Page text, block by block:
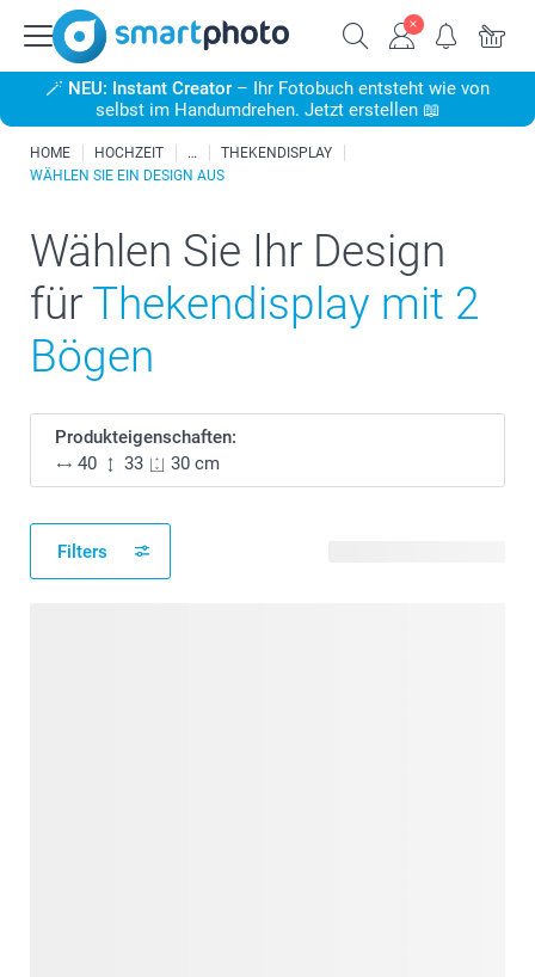
🪄 NEU: Instant Creator – Ihr Fotobuch entsteht wie von
selbst im Handumdrehen. Jetzt erstellen 📖
HOME HOCHZEIT
THEKENDISPLAY
WÄHLEN SIE EIN DESIGN AUS
Wählen Sie Ihr Design
für Thekendisplay mit 2
Bögen
Produkteigenschaften:
40
33 30 cm
Filters